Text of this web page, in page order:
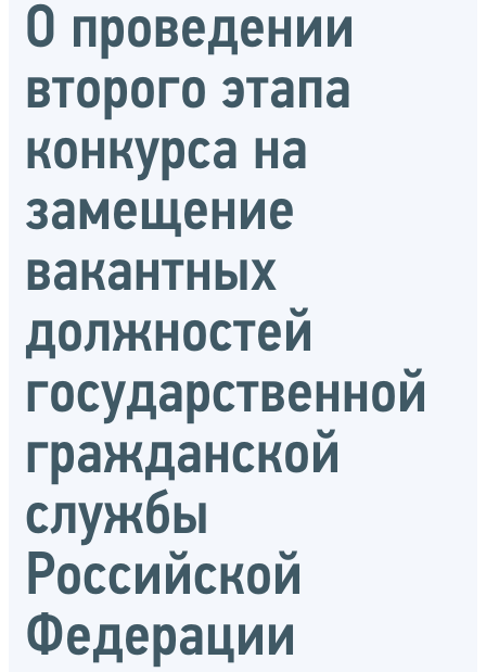
О проведении
второго этапа
конкурса на
замещение
вакантных
должностей
государственной
гражданской
службы
Российской
Федерации